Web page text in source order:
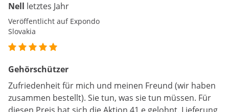
Nell letztes Jahr
Veröffentlicht auf Expondo
Slovakia
Gehörschützer
Zufriedenheit für mich und meinen Freund (wir haben
zusammen bestellt). Sie tun, was sie tun müssen. Für